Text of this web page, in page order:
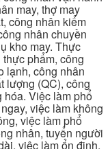
may, thợ may
công nhân kiểm
nhân chuyền
kho may. Thực
phẩm, công
lạnh, công nhân
lượng (QC), công
hóa. Việc làm phổ
việc làm không
việc làm phổ
nhân, tuyển người
việc làm ổn định,